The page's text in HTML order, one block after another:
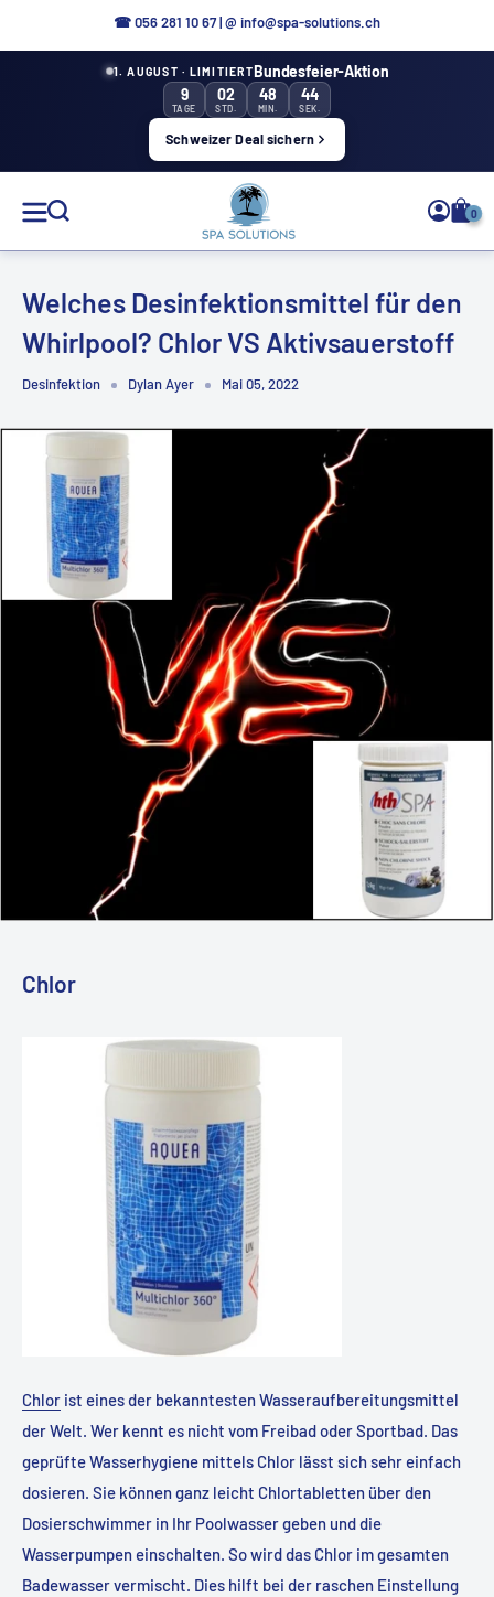
☎ 056 281 10 67|@ info@spa-solutions.ch
1. AUGUST · LIMITIERTBundesfeier-Aktion
9
TAGE
02
STD.
48
MIN.
43
SEK.
Schweizer Deal sichern
Solutions
0
Welches Desinfektionsmittel für den
Whirlpool? Chlor VS Aktivsauerstoff
Desinfektion Dylan Ayer Mai 05, 2022
Chlor
Chlor ist eines der bekanntesten Wasseraufbereitungsmittel
der Welt. Wer kennt es nicht vom Freibad oder Sportbad. Das
geprüfte Wasserhygiene mittels Chlor lässt sich sehr einfach
dosieren. Sie können ganz leicht Chlortabletten über den
Dosierschwimmer in Ihr Poolwasser geben und die
Wasserpumpen einschalten. So wird das Chlor im gesamten
Badewasser vermischt. Dies hilft bei der raschen Einstellung